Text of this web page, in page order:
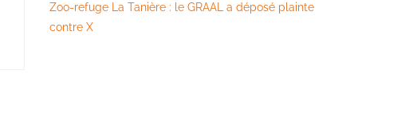
Zoo-refuge La Tanière : le GRAAL a déposé plainte
contre X